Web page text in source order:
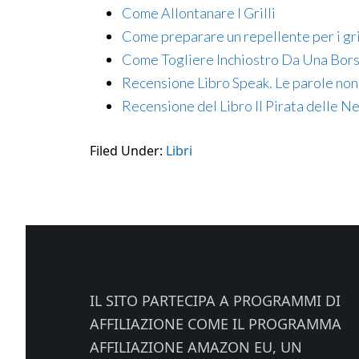
Come Allontanare I Grilli
Come preparare un repellente per i
Come Togliere Inchiostro Da Una
Recensione Libro Speak. Le parole
Recensione del Libro Il Pirata delle
Filed Under: Libri
IL SITO PARTECIPA A PROGRAMMI DI
AFFILIAZIONE COME IL PROGRAMMA
AFFILIAZIONE AMAZON EU, UN